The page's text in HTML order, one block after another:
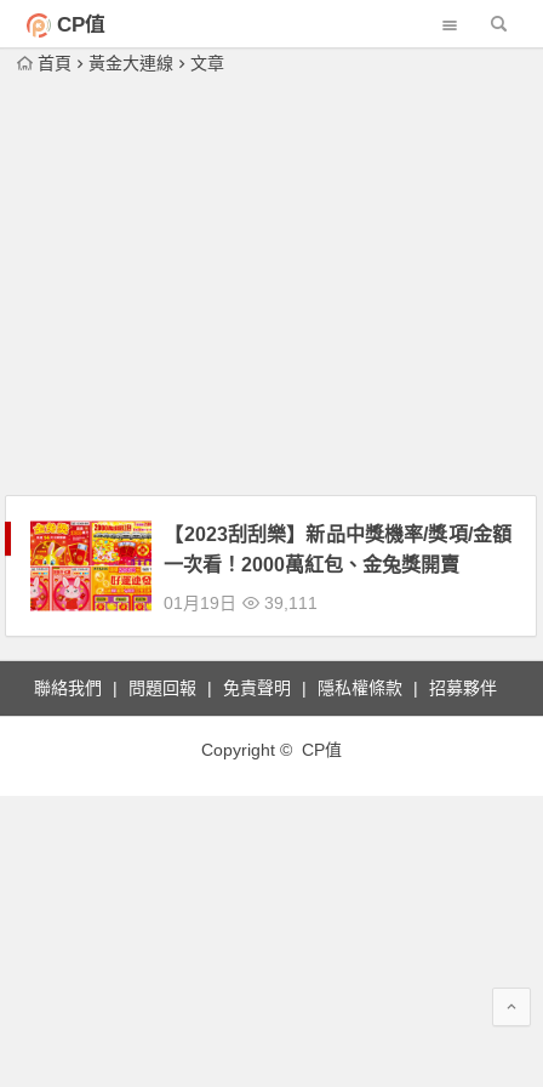
CP值
首頁 黃金大連線 文章
【2023刮刮樂】新品中獎機率/獎項/金額
一次看！2000萬紅包、金兔獎開賣
01月19日 39,111
聯絡我們 問題回報 免責聲明 隱私權條款 招募夥伴
Copyright © CP值